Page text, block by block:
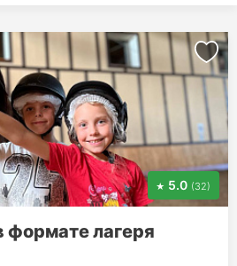
5.0 (32)
лагеря